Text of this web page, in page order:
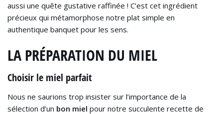
aussi une quête gustative raffinée ! C’est cet ingrédient
précieux qui métamorphose notre plat simple en
authentique banquet pour les sens.
LA PRÉPARATION DU MIEL
Choisir le miel parfait
Nous ne saurions trop insister sur l’importance de la
sélection d’un bon miel pour notre succulente recette de